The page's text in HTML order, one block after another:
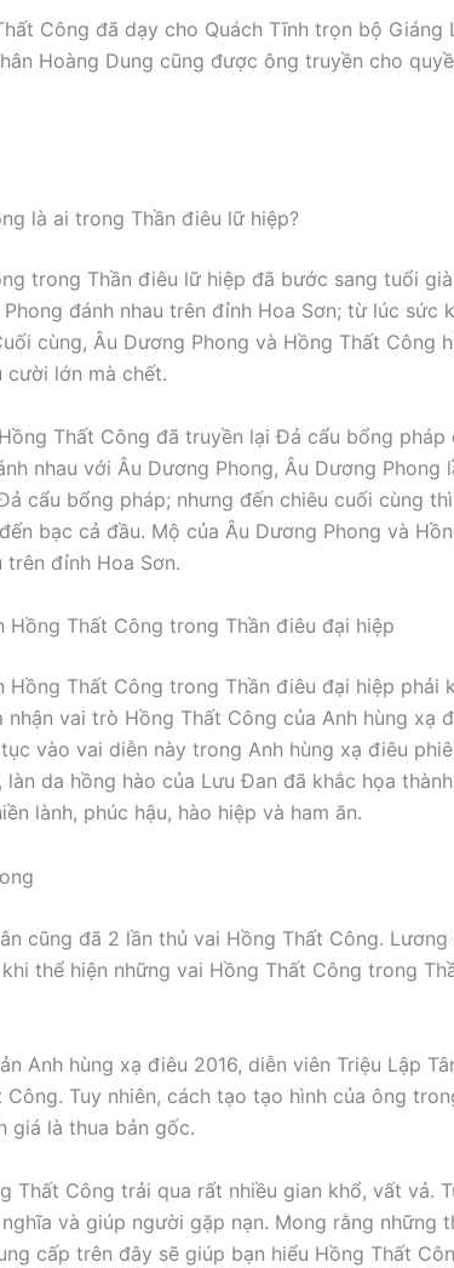
Công đã dạy cho Quách Tĩnh trọn bộ Giáng
Hoàng Dung cũng được ông truyền cho
là ai trong Thần điêu lữ hiệp?
trong Thần điêu lữ hiệp đã bước sang tuổi
đánh nhau trên đỉnh Hoa Sơn; từ lúc sức
cùng, Âu Dương Phong và Hồng Thất Công
cười lớn mà chết.
Thất Công đã truyền lại Đả cẩu bổng pháp
nhau với Âu Dương Phong, Âu Dương Phong
cẩu bổng pháp; nhưng đến chiêu cuối cùng
bạc cả đầu. Mộ của Âu Dương Phong và
trên đỉnh Hoa Sơn.
Hồng Thất Công trong Thần điêu đại hiệp
Hồng Thất Công trong Thần điêu đại hiệp phải
nhận vai trò Hồng Thất Công của Anh hùng xạ
vào vai diễn này trong Anh hùng xạ điêu
làn da hồng hào của Lưu Đan đã khắc họa
lành, phúc hậu, hào hiệp và ham ăn.
cũng đã 2 lần thủ vai Hồng Thất Công.
thể hiện những vai Hồng Thất Công trong
Anh hùng xạ điêu 2016, diễn viên Triệu Lập
Tuy nhiên, cách tạo tạo hình của ông
giá là thua bản gốc.
Thất Công trải qua rất nhiều gian khổ, vất vả.
và giúp người gặp nạn. Mong rằng những
cấp trên đây sẽ giúp bạn hiểu Hồng Thất